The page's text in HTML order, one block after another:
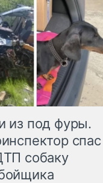
из под фуры.
спас
собаку